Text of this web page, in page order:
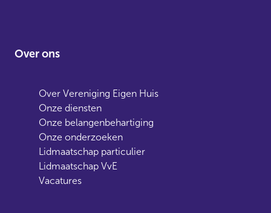
Over ons
Over Vereniging Eigen Huis
Onze diensten
Onze belangenbehartiging
Onze onderzoeken
Lidmaatschap particulier
Lidmaatschap VvE
Vacatures